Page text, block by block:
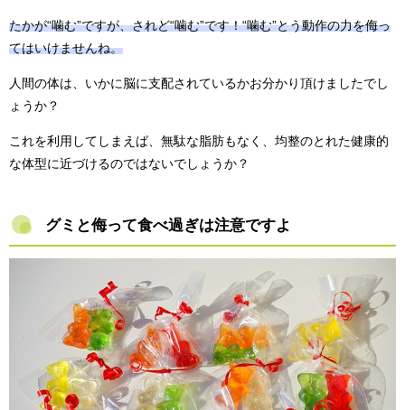
たかが“噛む”ですが、されど“噛む”です！“噛む”とう動作の力を侮っ
てはいけませんね。
人間の体は、いかに脳に支配されているかお分かり頂けましたでし
ょうか？
これを利用してしまえば、無駄な脂肪もなく、均整のとれた健康的
な体型に近づけるのではないでしょうか？
グミと侮って食べ過ぎは注意ですよ